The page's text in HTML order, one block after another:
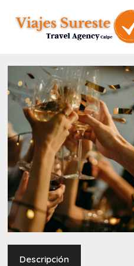
Descripción